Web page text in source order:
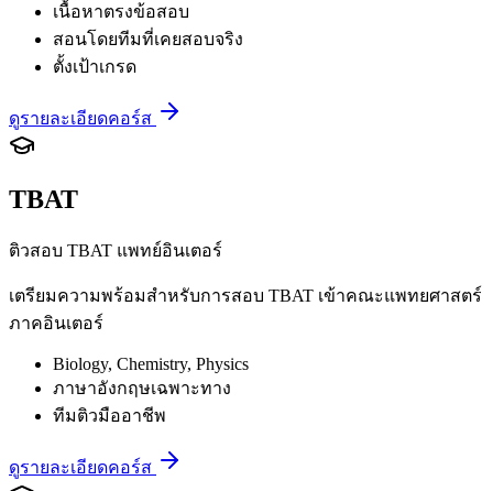
เนื้อหาตรงข้อสอบ
สอนโดยทีมที่เคยสอบจริง
ตั้งเป้าเกรด
ดูรายละเอียดคอร์ส
TBAT
ติวสอบ TBAT แพทย์อินเตอร์
เตรียมความพร้อมสำหรับการสอบ TBAT เข้าคณะแพทยศาสตร์
ภาคอินเตอร์
Biology, Chemistry, Physics
ภาษาอังกฤษเฉพาะทาง
ทีมติวมืออาชีพ
ดูรายละเอียดคอร์ส